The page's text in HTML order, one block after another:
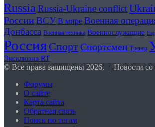
Russia Russia-Ukraine conflict
России ВСУ В мире Военная
Донбасса Военная техника Военнослужащие
Россия СпортСпортсмен Тренер
Эксклюзив RT
© Все права защищены 2026, | Новости со
Форумы
О сайте
Карта сайта
Обратная связь
Поиск по тегам